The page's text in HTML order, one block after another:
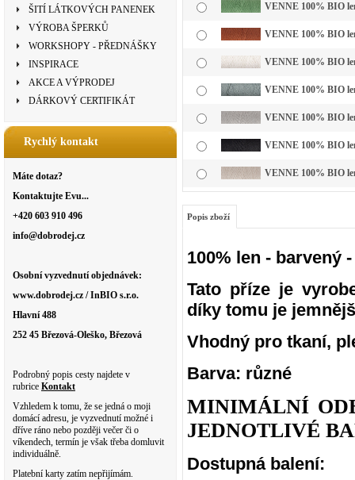
ŠITÍ LÁTKOVÝCH PANENEK
VÝROBA ŠPERKŮ
WORKSHOPY - PŘEDNÁŠKY
INSPIRACE
AKCE A VÝPRODEJ
DÁRKOVÝ CERTIFIKÁT
Rychlý kontakt
Máte dotaz?
Kontaktujte Evu...
+420 603 910 496
info@dobrodej.cz
Osobní vyzvednutí objednávek:
www.dobrodej.cz / InBIO s.r.o.
Hlavní 488
252 45 Březová-Oleško, Březová
Podrobný popis cesty najdete v
rubrice Kontakt
Vzhledem k tomu, že se jedná o moji
domácí adresu, je vyzvednutí možné i
dříve ráno nebo později večer či o
víkendech, termín je však třeba domluvit
individuálně.
Platební karty zatím nepřijímám.
VENNE 100% BIO
VENNE 100% BIO
VENNE 100% BIO
VENNE 100% BIO
VENNE 100% BIO
VENNE 100% BIO
VENNE 100% BIO
Popis zboží
100% len - barvený
Tato příze je
díky tomu je
Vhodný pro tkaní,
Barva: různé
MINIMÁLNÍ
JEDNOTLIVÉ
Dostupná balení: